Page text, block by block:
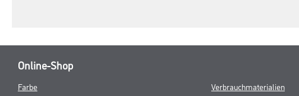
Online-Shop
Farbe
Verbrauchmaterialien